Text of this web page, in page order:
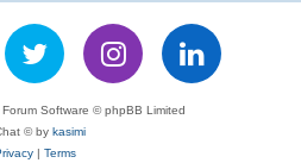
Software © phpBB Limited
© by kasimi
| Terms